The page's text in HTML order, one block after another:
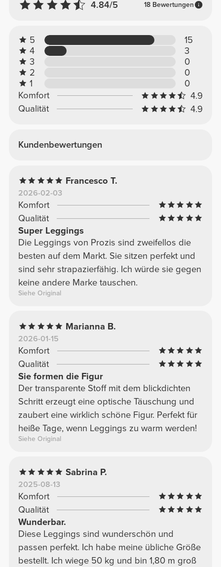
4.84/5 18 Bewertungen
5
15
4
3
3
0
2
0
1
0
Komfort
4.9
Qualität
4.9
Kundenbewertungen
Francesco T.
2026-02-03
Komfort
Qualität
Super Leggings
Die Leggings von Prozis sind zweifellos die
besten auf dem Markt. Sie sitzen perfekt und
sind sehr strapazierfähig. Ich würde sie gegen
keine andere Marke tauschen.
Siehe Original
Marianna B.
2026-01-15
Komfort
Qualität
Sie formen die Figur
Der transparente Stoff mit dem blickdichten
Schritt erzeugt eine optische Täuschung und
zaubert eine wirklich schöne Figur. Perfekt für
heiße Tage, wenn Leggings zu warm werden!
Siehe Original
Sabrina P.
2025-08-13
Komfort
Qualität
Wunderbar.
Diese Leggings sind wunderschön und
passen perfekt. Ich habe meine übliche Größe
bestellt. Ich wiege 50 kg und bin 1,80 m groß